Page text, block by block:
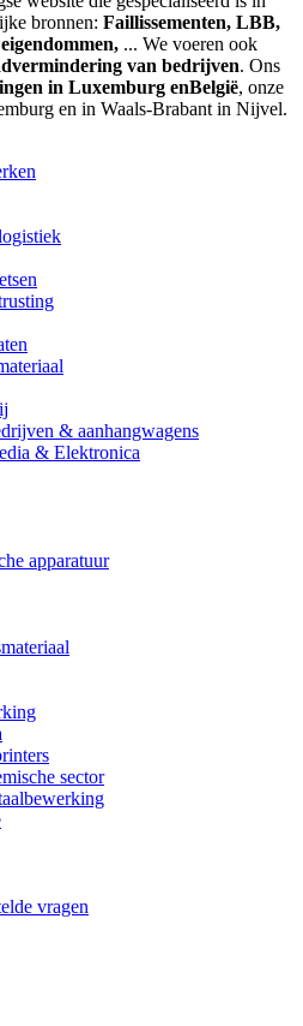
bronnen: Faillissementen, LBB,
... We voeren ook
van bedrijven. Ons
in Luxemburg enBelgië, onze
en in Waals-Brabant in Nijvel.
& aanhangwagens
& Elektronica
apparatuur
sector
vragen